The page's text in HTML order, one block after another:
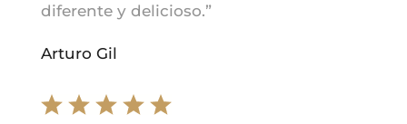
diferente y delicioso.”
Arturo Gil